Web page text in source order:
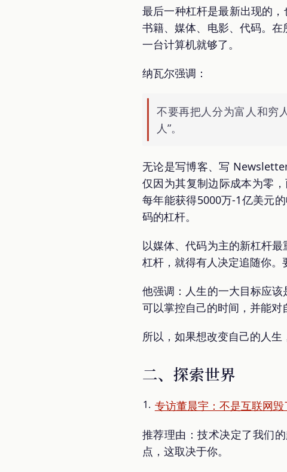
最后一种杠杆是最新出现的
书籍、媒体、电影、代码。
一台计算机就够了。
纳瓦尔强调：
不要再把人分为富人和穷
人”。
无论是写博客、写
仅因为其复制边际成本为零
每年能获得5000万-1亿美元
码的杠杆。
以媒体、代码为主的新杠杆
杠杆，就得有人决定追随你。
他强调：人生的一大目标应
可以掌控自己的时间，并能对
所以，如果想改变自己的人生
二、探索世界
专访董晨宇：不是互联网
推荐理由：技术决定了我们
点，这取决于你。